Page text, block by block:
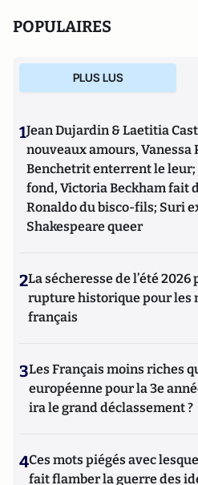
POPULAIRES
PLUS LUS
1Jean Dujardin & Laetitia
nouveaux amours, Vanessa
Benchetrit enterrent le leur;
fond, Victoria Beckham fait
Ronaldo du bisco-fils; Suri
Shakespeare queer
2La sécheresse de l’été
rupture historique pour les
français
3Les Français moins riches
européenne pour la 3e
ira le grand déclassement ?
4Ces mots piégés avec
fait flamber la guerre des